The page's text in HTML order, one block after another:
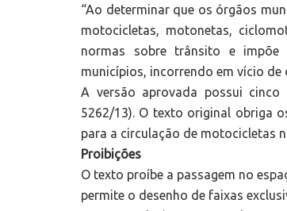
“Ao determinar que os órgãos
motocicletas, motonetas,
normas sobre trânsito e impõe
municípios, incorrendo em vício de
A versão aprovada possui cinco
5262/13). O texto original obriga
para a circulação de motocicletas
Proibições
O texto proíbe a passagem no
permite o desenho de faixas